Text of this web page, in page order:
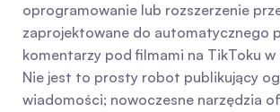
oprogramowanie lub rozszerzenie
zaprojektowane do automatycznego
komentarzy pod filmami na TikToku
Nie jest to prosty robot publikujący
wiadomości; nowoczesne narzędzia